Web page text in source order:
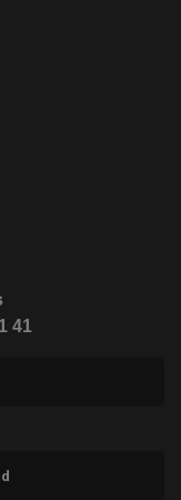
ventana nueva)
nueva)
en ventana nueva)
41